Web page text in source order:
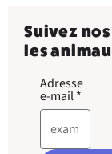
Suivez
les
Adresse
e-mail*